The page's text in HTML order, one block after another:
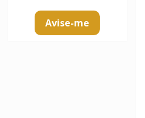
Avise-me